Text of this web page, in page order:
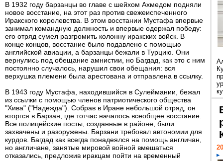
В 1932 году барзанцы во главе с шейхом Ахмедом подняли
новое восстание, на этот раз против свежеиспеченного
Иракского королевства. В этом восстании Мустафа впервые
занимал командную должность и впервые одержал победу:
его отряд сумел разгромить колонну иракских войск. В
конце концов, восстание было подавлено с помощью
английской авиации, а барзанцы бежали в Турцию. Они
вернулись под обещание амнистии, но Багдад, как это с ним
постоянно случалось, нарушил свои обещания: вся
верхушка племени была арестована и отправлена в ссылку.
В 1943 году Мустафа, находившийся в Сулеймании, бежал
из ссылки с помощью членов патриотического общества
"Хива" ("Надежда"). Собрав в Иране небольшой отряд, он
вторгся в Барзан, где тотчас началось всеобщее восстание.
Все полицейские посты, созданные в районе, были
захвачены и разоружены. Барзани требовал автономии для
курдов. Багдад как всегда понадеялся на помощь англичан,
но англичане, занятые мировой войной вмешаться
отказались, предложив иракцам пойти на временный